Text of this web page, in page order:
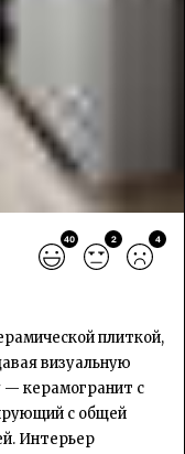
40 2 4
плиткой,
визуальную
— керамогранит с
с общей
Интерьер